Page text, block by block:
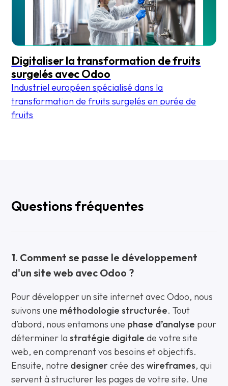
Digitaliser la transformation de fruits
surgelés avec Odoo
Industriel européen spécialisé dans la
transformation de fruits surgelés en purée de
fruits
Questions fréquentes
1. Comment se passe le développement
d'un site web avec Odoo ?
Pour développer un site internet avec Odoo, nous
suivons une méthodologie structurée. Tout
d’abord, nous entamons une phase d’analyse pour
déterminer lastratégie digitale de votre site
web, en comprenant vos besoins et objectifs.
Ensuite, notre designer crée deswireframes, qui
servent à structurer les pages de votre site. Une